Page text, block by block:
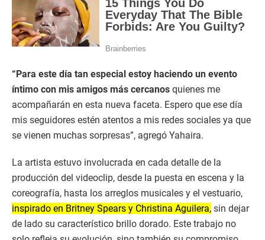
“Para este día tan especial estoy haciendo un evento
íntimo con mis amigos más cercanos quienes me
acompañarán en esta nueva faceta. Espero que ese día
mis seguidores estén atentos a mis redes sociales ya que
se vienen muchas sorpresas”, agregó Yahaira.
La artista estuvo involucrada en cada detalle de la
producción del videoclip, desde la puesta en escena y la
coreografía, hasta los arreglos musicales y el vestuario,
inspirado en Britney Spears y Christina Aguilera, sin dejar
de lado su característico brillo dorado. Este trabajo no